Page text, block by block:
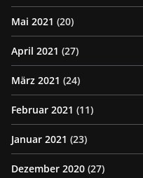
Mai 2021 (20)
April 2021 (27)
März 2021 (24)
Februar 2021 (11)
Januar 2021 (23)
Dezember 2020 (27)